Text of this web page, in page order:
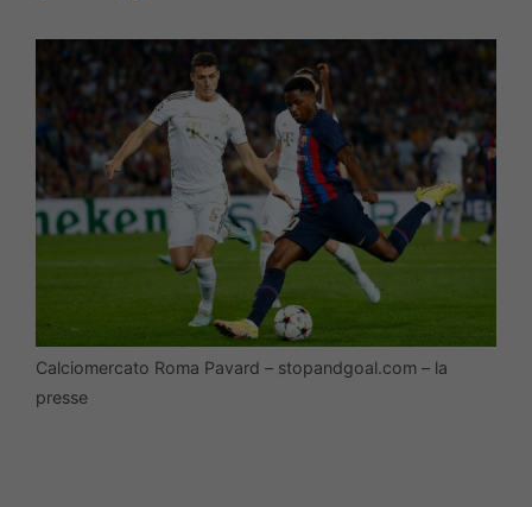
Calciomercato Roma Pavard – stopandgoal.com – la
presse